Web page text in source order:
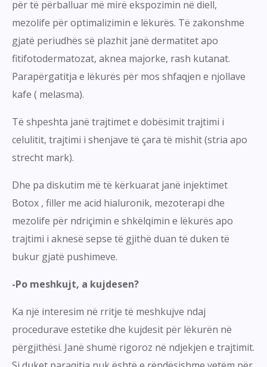
për të përballuar më mirë ekspozimin në diell,
mezolife për optimalizimin e lëkurës. Të zakonshme
gjatë periudhës së plazhit janë dermatitet apo
fitifotodermatozat, aknea majorke, rash kutanat.
Parapërgatitja e lëkurës për mos shfaqjen e njollave
kafe ( melasma).
Të shpeshta janë trajtimet e dobësimit trajtimi i
celulitit, trajtimi i shenjave të çara të mishit (stria apo
strecht mark).
Dhe pa diskutim më të kërkuarat janë injektimet
Botox , filler me acid hialuronik, mezoterapi dhe
mezolife për ndriçimin e shkëlqimin e lëkurës apo
trajtimi i aknesë sepse të gjithë duan të duken të
bukur gjatë pushimeve.
-Po meshkujt, a kujdesen?
Ka një interesim në rritje të meshkujve ndaj
procedurave estetike dhe kujdesit për lëkurën në
përgjithësi. Janë shumë rigoroz në ndjekjen e trajtimit.